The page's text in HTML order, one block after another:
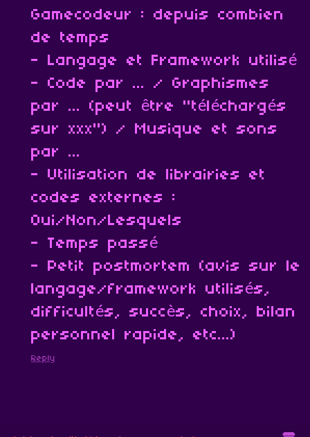
Gamecodeur : depuis combien
de temps
- Langage et Framework utilisé
- Code par ... / Graphismes
par ... (peut être "téléchargés
sur xxx") / Musique et sons
par ...
- Utilisation de librairies et
codes externes :
Oui/Non/Lesquels
- Temps passé
- Petit postmortem (avis sur le
langage/framework utilisés,
difficultés, succès, choix, bilan
personnel rapide, etc...)
Reply